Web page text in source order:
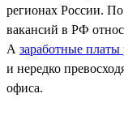
регионах России.
вакансий в РФ
А заработные платы
и нередко
офиса.